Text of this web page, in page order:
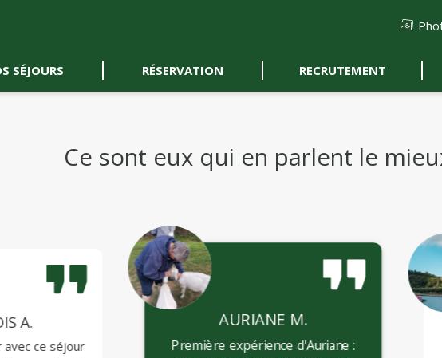
SÉJOURS RÉSERVATION RECRUTEMENT
Ce sont eux qui en parlent le
A.
avec ce séjour
AURIANE M.
Première expérience d'Auriane :